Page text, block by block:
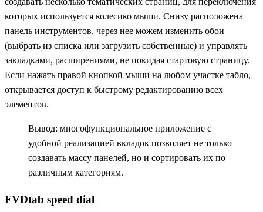
которых используется колесико мыши. Снизу расположена
панель инструментов, через нее можем изменить обои
(выбрать из списка или загрузить собственные) и управлять
закладками, расширениями, не покидая стартовую страницу.
Если нажать правой кнопкой мыши на любом участке табло,
открывается доступ к быстрому редактированию всех
элементов.
Вывод: многофункциональное приложение с
удобной реализацией вкладок позволяет не только
создавать массу панелей, но и сортировать их по
различным категориям.
FVDtab speed dial